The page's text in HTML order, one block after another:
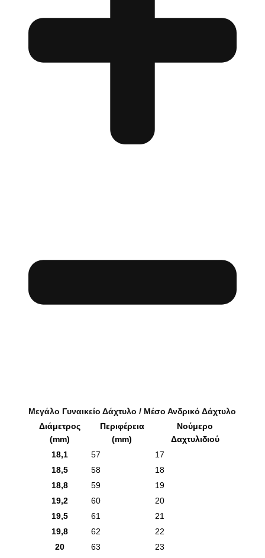
Μεγάλο Γυναικείο Δάχτυλο / Μέσο Ανδρικό Δάχτυλο
Διάμετρος
(mm)
Περιφέρεια
(mm)
Νούμερο
Δαχτυλιδιού
18,1
57
17
18,5
58
18
18,8
59
19
19,2
60
20
19,5
61
21
19,8
62
22
20
63 23